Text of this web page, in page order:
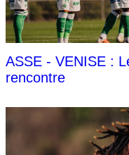
ASSE - VENISE :
rencontre